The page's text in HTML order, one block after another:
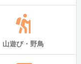
山遊び・野鳥